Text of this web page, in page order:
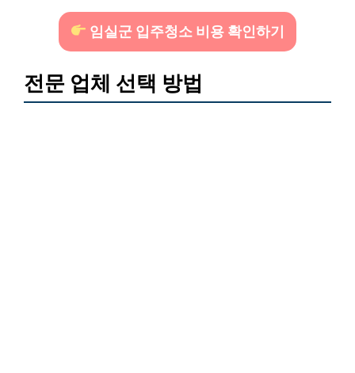
임실군 입주청소 비용 확인하기
전문 업체 선택 방법